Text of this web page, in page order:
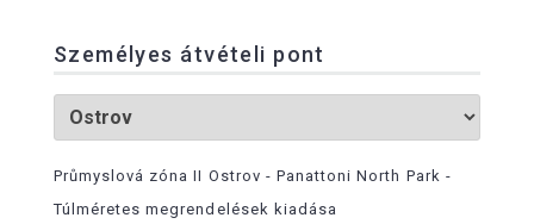
Személyes átvételi pont
Průmyslová zóna II Ostrov - Panattoni North Park -
Túlméretes megrendelések kiadása